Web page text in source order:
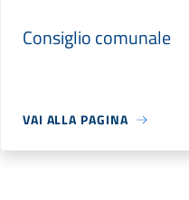
Consiglio comunale
VAI ALLA PAGINA